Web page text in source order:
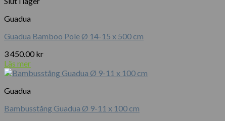
Guadua
Guadua Bamboo Pole Ø 14-15 x 500 cm
3 450.00 kr
Läs mer
Guadua
Bambusstång Guadua Ø 9-11 x 100 cm